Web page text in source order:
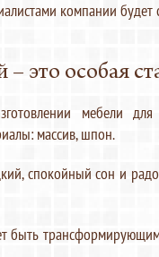
компании будет
это особая
мебели для
массив, шпон.
спокойный сон и
быть